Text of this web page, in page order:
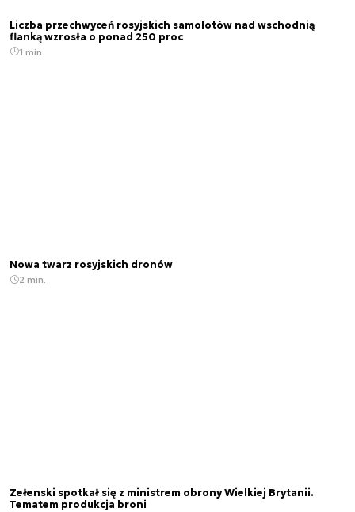
Liczba przechwyceń rosyjskich samolotów nad wschodnią
flanką wzrosła o ponad 250 proc
1 min.
Nowa twarz rosyjskich dronów
2 min.
Zełenski spotkał się z ministrem obrony Wielkiej Brytanii.
Tematem produkcja broni